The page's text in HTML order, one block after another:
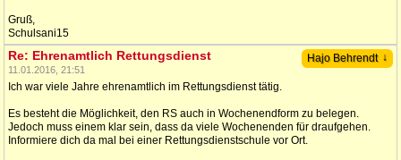
Gruß,
Schulsani15
Hajo Behrendt ↓
Re: Ehrenamtlich Rettungsdienst
11.01.2016, 21:51
Ich war viele Jahre ehrenamtlich im Rettungsdienst tätig.
Es besteht die Möglichkeit, den RS auch in Wochenendform zu belegen.
Jedoch muss einem klar sein, dass da viele Wochenenden für draufgehen.
Informiere dich da mal bei einer Rettungsdienstschule vor Ort.